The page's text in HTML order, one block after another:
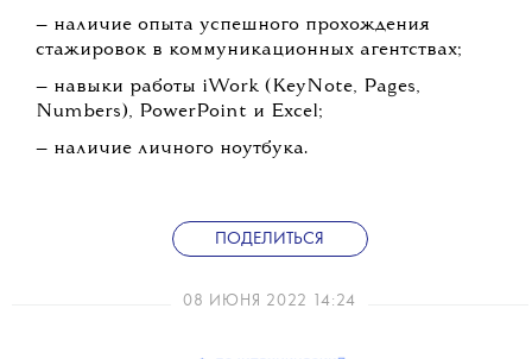
— наличие опыта успешного прохождения
стажировок в коммуникационных агентствах;
— навыки работы iWork (KeyNote, Pages,
Numbers), PowerPoint и Excel;
— наличие личного ноутбука.
ПОДЕЛИТЬСЯ
08 ИЮНЯ 2022 14:24